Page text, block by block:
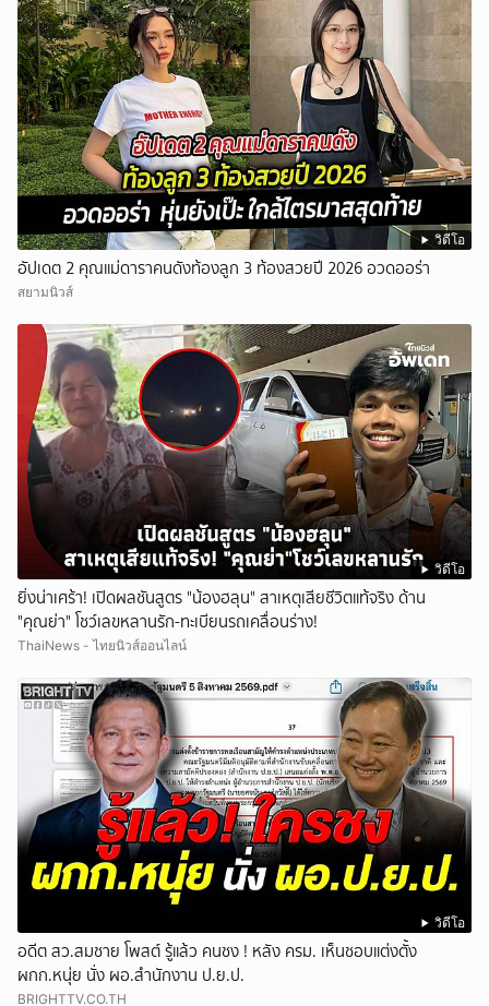
วิดีโอ
อัปเดต 2 คุณแม่ดาราคนดังท้องลูก 3 ท้องสวยปี 2026 อวดออร่า
สยามนิวส์
วิดีโอ
ยิ่งน่าเศร้า! เปิดผลชันสูตร "น้องฮลุน" สาเหตุเสียชีวิตแท้จริง ด้าน
"คุณย่า" โชว์เลขหลานรัก-ทะเบียนรถเคลื่อนร่าง!
ThaiNews - ไทยนิวส์ออนไลน์
วิดีโอ
อดีต สว.สมชาย โพสต์ รู้แล้ว คนชง ! หลัง ครม. เห็นชอบแต่งตั้ง
ผกก.หนุ่ย นั่ง ผอ.สำนักงาน ป.ย.ป.
BRIGHTTV.CO.TH